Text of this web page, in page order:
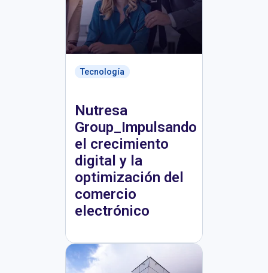
Tecnología
Nutresa
Group_Impulsando
el crecimiento
digital y la
optimización del
comercio
electrónico